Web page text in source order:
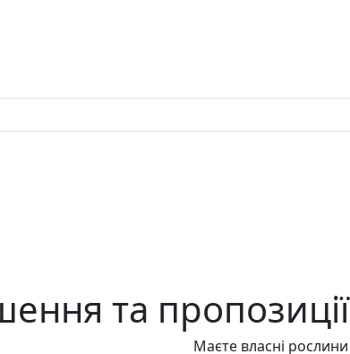
та пропозиції
Маєте власні рослини